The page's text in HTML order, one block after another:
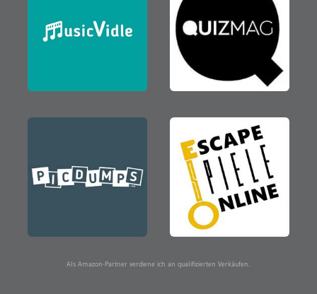
Als Amazon-Partner verdiene ich an qualifizierten Verkäufen.